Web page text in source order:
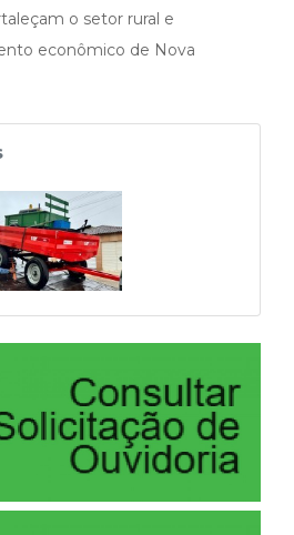
o setor rural e
econômico de Nova